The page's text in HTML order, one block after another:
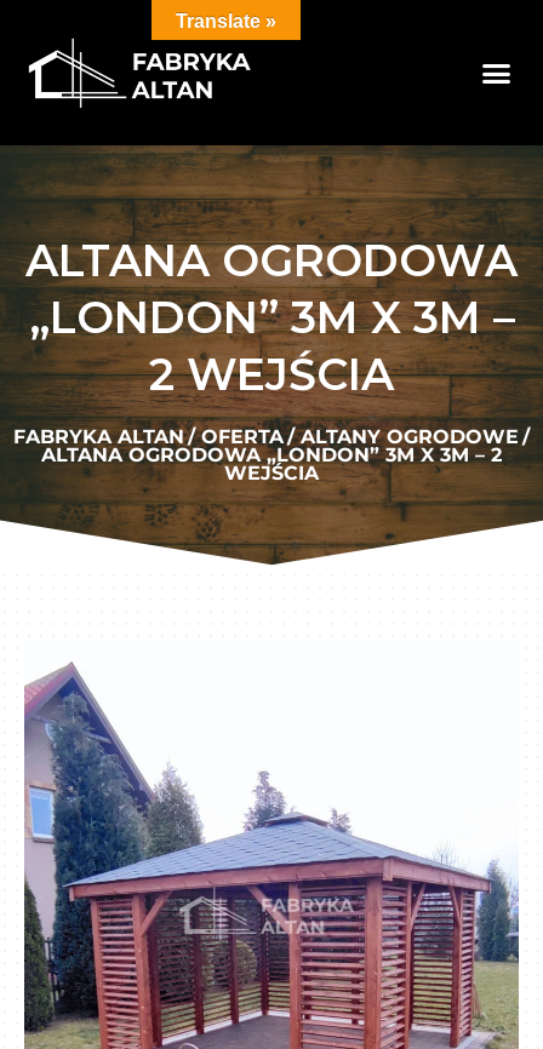
ALTANA OGRODOWA
„LONDON” 3M X 3M –
2 WEJŚCIA
FABRYKA ALTAN/OFERTA/ALTANY OGRODOWE /
ALTANA OGRODOWA „LONDON” 3M X 3M – 2
WEJŚCIA
Translate »